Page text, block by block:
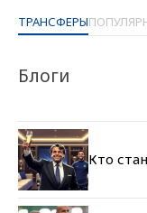
ТРАНСФЕРЫ
Блоги
Кто